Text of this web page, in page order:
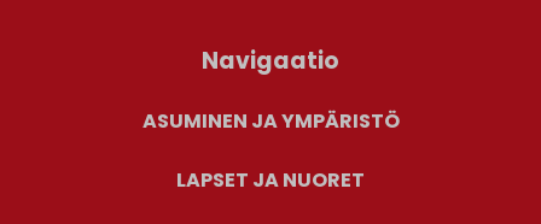
Navigaatio
ASUMINEN JA YMPÄRISTÖ
LAPSET JA NUORET